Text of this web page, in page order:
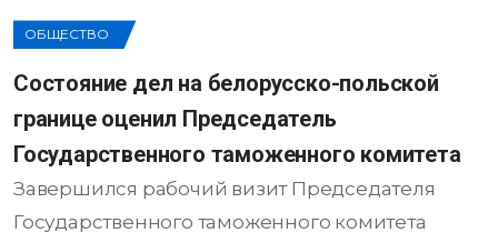
ОБЩЕСТВО
Состояние дел на белорусско-польской
границе оценил Председатель
Государственного таможенного комитета
Завершился рабочий визит Председателя
Государственного таможенного комитета